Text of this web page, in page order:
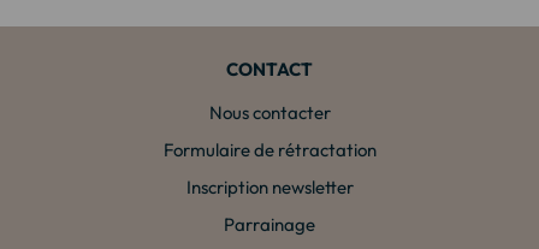
CONTACT
Nous contacter
Formulaire de rétractation
Inscription newsletter
Parrainage